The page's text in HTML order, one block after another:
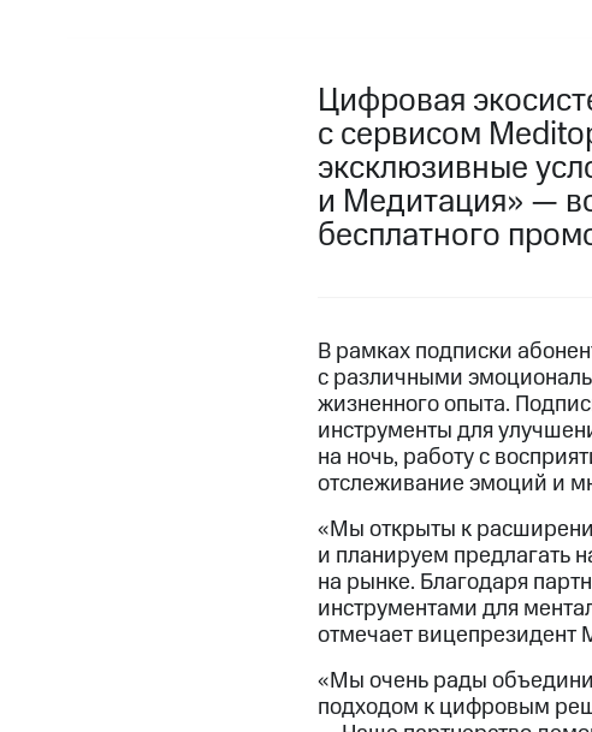
Цифровая
с сервисом
эксклюзивные
и Медитация» —
бесплатного
В рамках подписки
с различными
жизненного опыта.
инструменты для
на ночь, работу с
отслеживание эмоций и
«Мы открыты к
и планируем предлагать
на рынке. Благодаря
инструментами для
отмечает вицепрезидент
«Мы очень рады
подходом к цифровым